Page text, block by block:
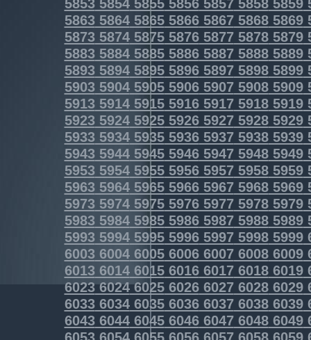
5863586458655866586758685869
5873587458755876587758785879
5883588458855886588758885889
5893589458955896589758985899
5903590459055906590759085909
5913591459155916591759185919
5923592459255926592759285929
5933593459355936593759385939
5943594459455946594759485949
5953595459555956595759585959
5963596459655966596759685969
5973597459755976597759785979
5983598459855986598759885989
5993599459955996599759985999
6003600460056006600760086009
6013601460156016601760186019
6023602460256026602760286029
6033603460356036603760386039
6043604460456046604760486049